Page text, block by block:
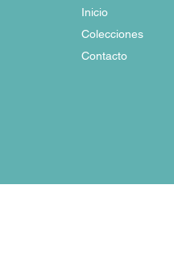
Colecciones
Inicio
Contacto